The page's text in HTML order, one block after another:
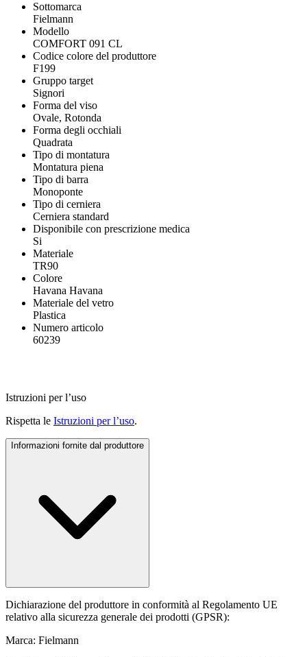
Sottomarca
Fielmann
Modello
COMFORT 091 CL
Codice colore del produttore
F199
Gruppo target
Signori
Forma del viso
Ovale, Rotonda
Forma degli occhiali
Quadrata
Tipo di montatura
Montatura piena
Tipo di barra
Monoponte
Tipo di cerniera
Cerniera standard
Disponibile con prescrizione medica
Si
Materiale
TR90
Colore
Havana Havana
Materiale del vetro
Plastica
Numero articolo
60239
Istruzioni per l’uso
Rispetta le Istruzioni per l’uso.
Informazioni fornite dal produttore
Dichiarazione del produttore in conformità al Regolamento UE
relativo alla sicurezza generale dei prodotti (GPSR):
Marca: Fielmann